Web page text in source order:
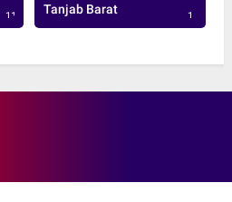
113 Tanjab Barat 1